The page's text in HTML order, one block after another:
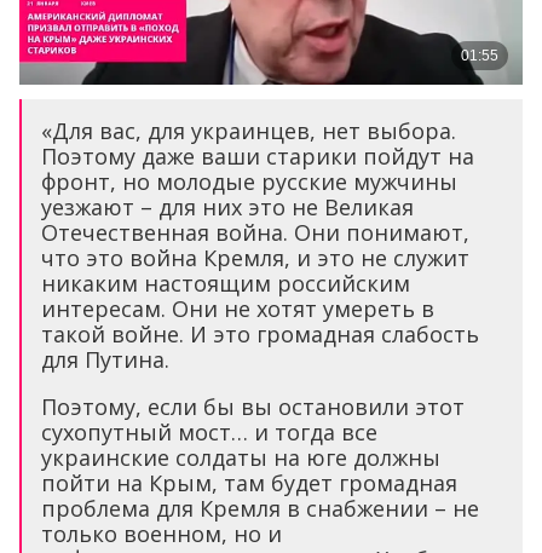
«Для вас, для украинцев, нет выбора.
Поэтому даже ваши старики пойдут на
фронт, но молодые русские мужчины
уезжают – для них это не Великая
Отечественная война. Они понимают,
что это война Кремля, и это не служит
никаким настоящим российским
интересам. Они не хотят умереть в
такой войне. И это громадная слабость
для Путина.
Поэтому, если бы вы остановили этот
сухопутный мост… и тогда все
украинские солдаты на юге должны
пойти на Крым, там будет громадная
проблема для Кремля в снабжении – не
только военном, но и
инфраструктурном», – заявил Хербст.
Отблагодарить журналистов за материал